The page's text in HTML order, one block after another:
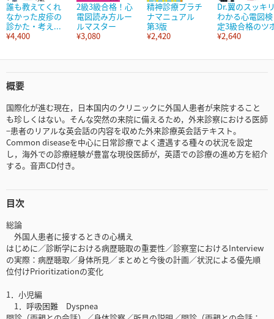
誰も教えてくれ
なかった皮疹の
診かた・考え...
¥4,400
2級3級合格！心
電図読み方ルー
ルマスター
¥3,080
精神診療プラチ
ナマニュアル
第3版
¥2,420
Dr.翼のスッキ
わかる心電図検
定3級合格のツ
¥2,640
概要
国際化が進む現在，日本国内のクリニックに外国人患者が来院すること
も珍しくはない。そんな突然の来院に備えるため，外来診察における医師
−患者のリアルな英会話の内容を収めた外来診療英会話テキスト。
Common diseaseを中心に日常診療でよく遭遇する種々の状況を設定
し，海外での診療経験が豊富な現役医師が，英語での診療の進め方を紹介
する。音声CD付き。
目次
総論
外国人患者に接するときの心構え
はじめに／診断学における病歴聴取の重要性／診察室におけるInterview
の実際：病歴聴取／身体所見／まとめと今後の計画／状況による優先順
位付けPrioritizationの変化
1．小児編
1．呼吸困難 Dyspnea